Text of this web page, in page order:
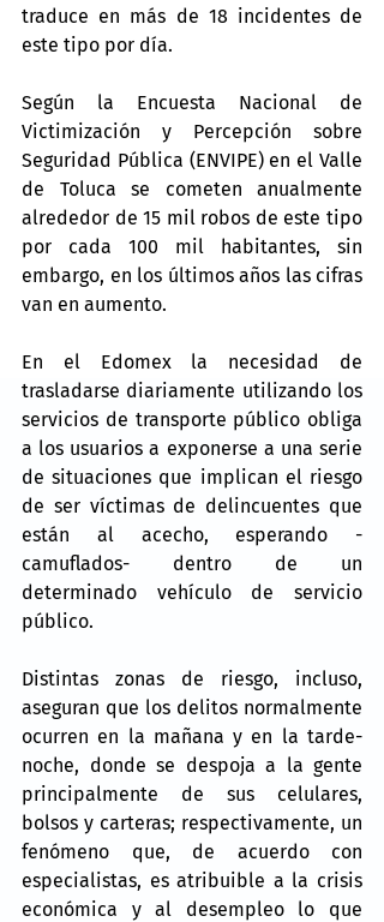
traduce en más de 18 incidentes de
este tipo por día.
Según la Encuesta Nacional de
Victimización y Percepción sobre
Seguridad Pública (ENVIPE) en el Valle
de Toluca se cometen anualmente
alrededor de 15 mil robos de este tipo
por cada 100 mil habitantes, sin
embargo, en los últimos años las cifras
van en aumento.
En el Edomex la necesidad de
trasladarse diariamente utilizando los
servicios de transporte público obliga
a los usuarios a exponerse a una serie
de situaciones que implican el riesgo
de ser víctimas de delincuentes que
están al acecho, esperando -
camuflados- dentro de un
determinado vehículo de servicio
público.
Distintas zonas de riesgo, incluso,
aseguran que los delitos normalmente
ocurren en la mañana y en la tarde-
noche, donde se despoja a la gente
principalmente de sus celulares,
bolsos y carteras; respectivamente, un
fenómeno que, de acuerdo con
especialistas, es atribuible a la crisis
económica y al desempleo lo que